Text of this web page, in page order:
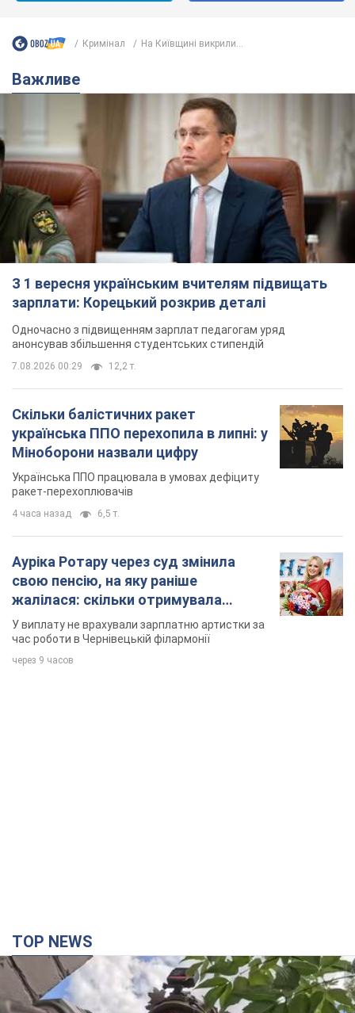
Кримінал На Київщині викрили...
Важливе
З 1 вересня українським вчителям підвищать
зарплати: Корецький розкрив деталі
Одночасно з підвищенням зарплат педагогам уряд
анонсував збільшення студентських стипендій
7.08.2026 00:29 12,2 т.
Скільки балістичних ракет
українська ППО перехопила в липні: у
Міноборони назвали цифру
Українська ППО працювала в умовах дефіциту
ракет-перехоплювачів
4 часа назад 6,5 т.
Ауріка Ротару через суд змінила
свою пенсію, на яку раніше
жалілася: скільки отримувала
співачка
У виплату не врахували зарплатню артистки за
час роботи в Чернівецькій філармонії
через 9 часов
TOP NEWS